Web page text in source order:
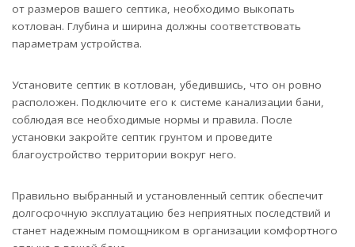
от размеров вашего септика, необходимо выкопать
котлован. Глубина и ширина должны соответствовать
параметрам устройства.
Установите септик в котлован, убедившись, что он ровно
расположен. Подключите его к системе канализации бани,
соблюдая все необходимые нормы и правила. После
установки закройте септик грунтом и проведите
благоустройство территории вокруг него.
Правильно выбранный и установленный септик обеспечит
долгосрочную эксплуатацию без неприятных последствий и
станет надежным помощником в организации комфортного